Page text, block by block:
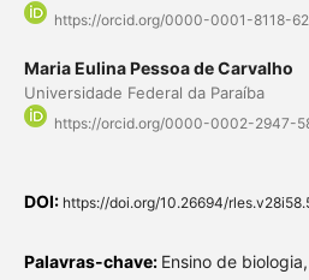
https://orcid.org/0000-0001-8118-
Maria Eulina Pessoa de Carvalho
Universidade Federal da Paraíba
https://orcid.org/0000-0002-2947-
DOI: https://doi.org/10.26694/
Palavras-chave: Ensino de